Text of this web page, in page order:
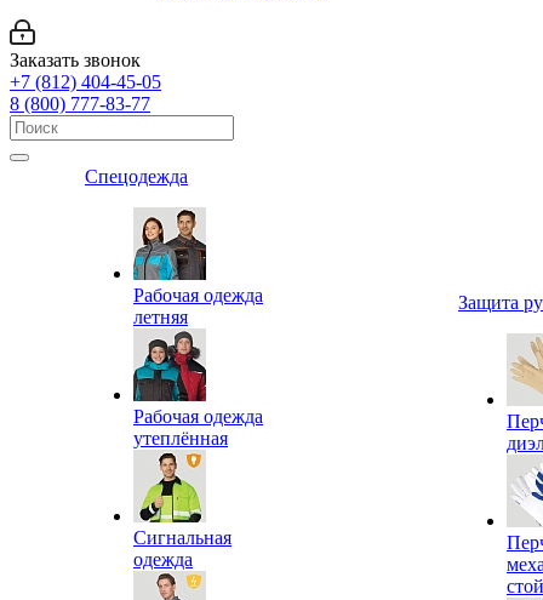
Заказать звонок
+7 (812) 404-45-05
8 (800) 777-83-77
Спецодежда
Рабочая одежда
летняя
Рабочая одежда
утеплённая
Сигнальная
одежда
Защита